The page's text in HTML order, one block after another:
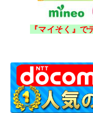
『マイそく』